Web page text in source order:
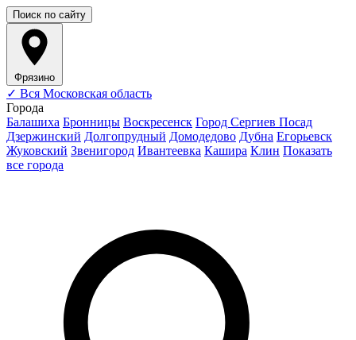
Поиск по сайту
Фрязино
✓ Вся Московская область
Города
Балашиха Бронницы Воскресенск Город Сергиев Посад
Дзержинский Долгопрудный Домодедово Дубна Егорьевск
Жуковский Звенигород Ивантеевка Кашира Клин Показать
все города